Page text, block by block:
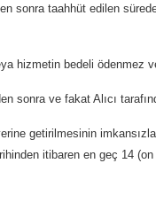
sonra taahhüt edilen
hizmetin bedeli
sonra ve fakat Alıcı
getirilmesinin
itibaren en geç 14